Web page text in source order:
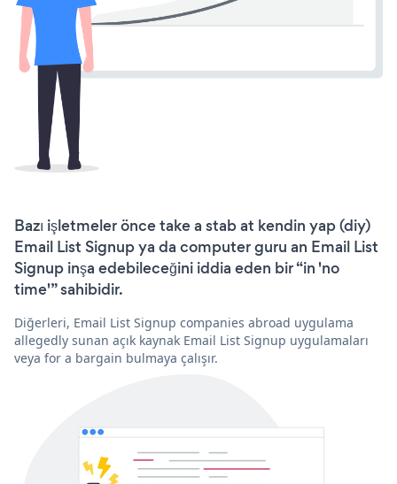
Bazı işletmeler önce take a stab at kendin yap (diy)
Email List Signup ya da computer guru an Email List
Signup inşa edebileceğini iddia eden bir “in 'no
time'” sahibidir.
Diğerleri, Email List Signup companies abroad uygulama
allegedly sunan açık kaynak Email List Signup uygulamaları
veya for a bargain bulmaya çalışır.